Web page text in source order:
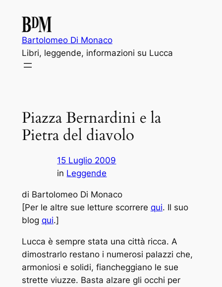
contenuto
Bartolomeo Di Monaco
Libri, leggende, informazioni su Lucca
Piazza Bernardini e la
Pietra del diavolo
15 Luglio 2009
in Leggende
di Bartolomeo Di Monaco
[Per le altre sue letture scorrere qui. Il suo
blog qui.]
Lucca è sempre stata una città ricca. A
dimostrarlo restano i numerosi palazzi che,
armoniosi e solidi, fiancheggiano le sue
strette viuzze. Basta alzare gli occhi per